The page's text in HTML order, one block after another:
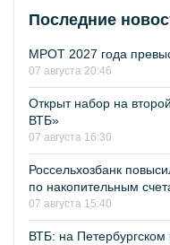
Последние
МРОТ 2027 года
07 августа 20:46
Открыт набор на
ВТБ»
07 августа 16:30
Россельхозбанк
по накопительным
07 августа 15:40
ВТБ: на